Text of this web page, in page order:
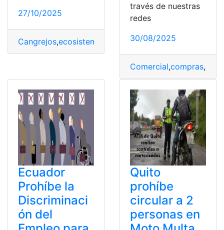
27/10/2025
Cangrejos,ecosistemas Ecuador,Exportación
través de nuestras
redes
30/08/2025
Comercial,compras,
Ecuador
Prohíbe la
Discriminaci
ón del
Quito
prohíbe
circular a 2
personas en